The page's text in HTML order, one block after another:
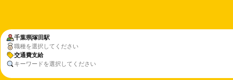
千葉県塚田駅
職種を選択してください
交通費支給
キーワードを選択してください